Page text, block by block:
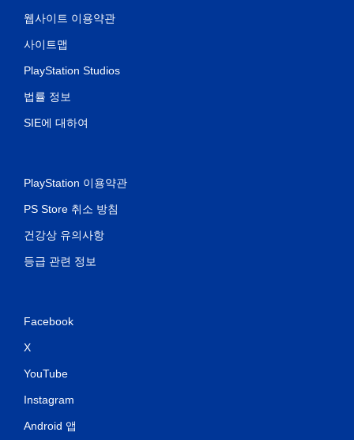
웹사이트 이용약관
사이트맵
PlayStation Studios
법률 정보
SIE에 대하여
PlayStation 이용약관
PS Store 취소 방침
건강상 유의사항
등급 관련 정보
Facebook
X
YouTube
Instagram
Android 앱